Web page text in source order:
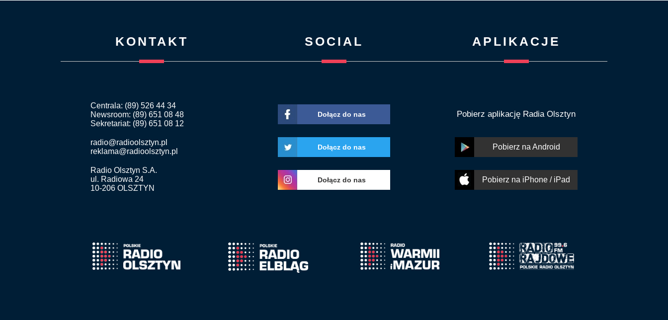
KONTAKT
Centrala: (89) 526 44 34
Newsroom: (89) 651 08 48
Sekretariat: (89) 651 08 12
radio@radioolsztyn.pl
reklama@radioolsztyn.pl
Radio Olsztyn S.A.
ul. Radiowa 24
10-206 OLSZTYN
SOCIAL
Dołącz do nas
Dołącz do nas
Dołącz do nas
APLIKACJE
Pobierz aplikację Radia Olsztyn
Pobierz na Android
Pobierz na iPhone / iPad